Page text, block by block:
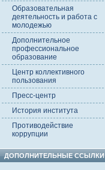
Образовательная
деятельность и работа с
молодежью
Дополнительное
профессиональное
образование
Центр коллективного
пользования
Пресс-центр
История института
Противодействие
коррупции
ДОПОЛНИТЕЛЬНЫЕ ССЫЛКИ